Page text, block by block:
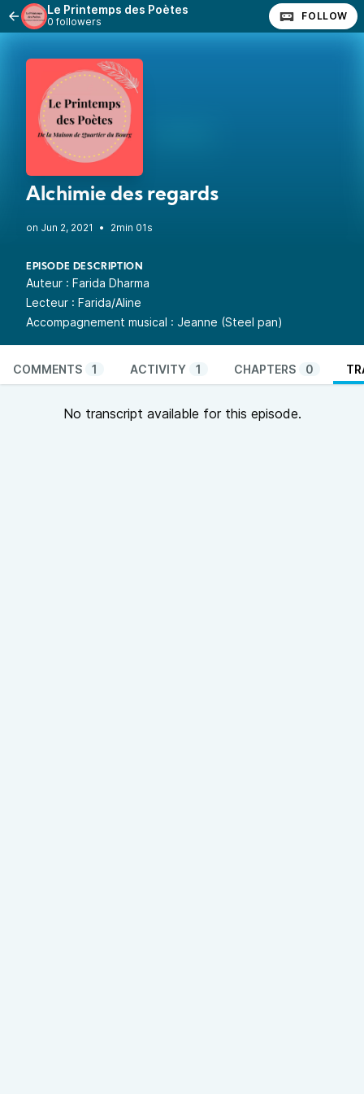
Le Printemps des Poètes
0 followers FOLLOW
Alchimie des regards
• 2min 01s
EPISODE DESCRIPTION
Auteur : Farida Dharma
Lecteur : Farida/Aline
Accompagnement musical : Jeanne (Steel pan)
COMMENTS 1 ACTIVITY 1 CHAPTERS 0
No transcript available for this episode.